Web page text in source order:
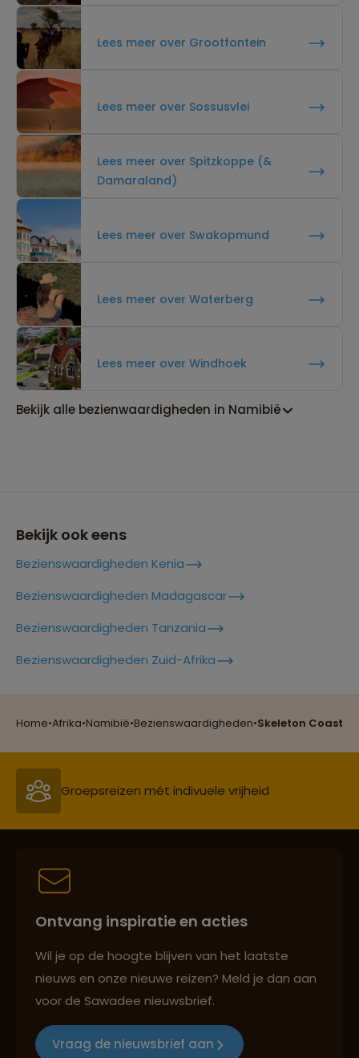
Home•Afrika•Namibië•Bezienswaardigheden•Skeleton Coast
Lees meer over Grootfontein
Lees meer over Sossusvlei
Lees meer over Spitzkoppe (&
Damaraland)
Lees meer over Swakopmund
Lees meer over Waterberg
Lees meer over Windhoek
Bekijk alle bezienwaardigheden in Namibië
Bekijk ook eens
Bezienswaardigheden Kenia
Bezienswaardigheden Madagascar
Bezienswaardigheden Tanzania
Bezienswaardigheden Zuid-Afrika
Reizen met oog voor mens, cultuur en milieu
Persoonlijk en deskundig reisadvies
Best beoordeelde reisroutes
Groepsreizen mét indivuele vrijheid
Ontvang inspiratie en acties
Wil je op de hoogte blijven van het laatste
nieuws en onze nieuwe reizen? Meld je dan aan
voor de Sawadee nieuwsbrief.
Vraag de nieuwsbrief aan